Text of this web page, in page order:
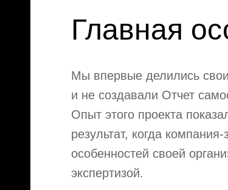
Главная
Мы впервые делились
и не создавали Отчет
Опыт этого проекта
результат, когда
особенностей своей
экспертизой.